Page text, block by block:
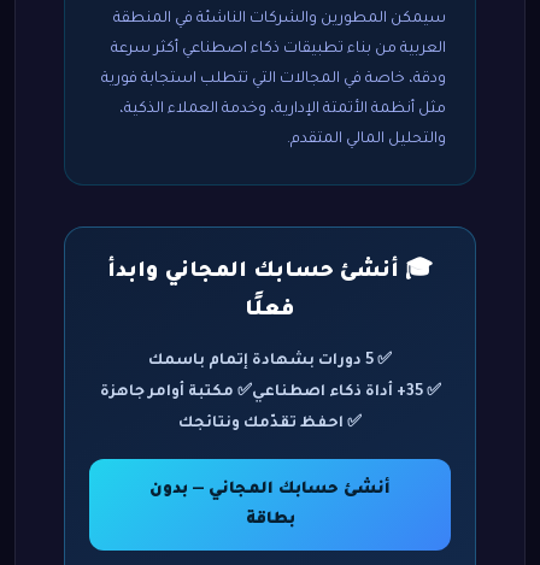
سيمكن المطورين والشركات الناشئة في المنطقة
العربية من بناء تطبيقات ذكاء اصطناعي أكثر سرعة
ودقة، خاصة في المجالات التي تتطلب استجابة فورية
مثل أنظمة الأتمتة الإدارية، وخدمة العملاء الذكية،
والتحليل المالي المتقدم.
🎓 أنشئ حسابك المجاني وابدأ
فعلًا
✅ 5 دورات بشهادة إتمام باسمك
✅ 35+ أداة ذكاء اصطناعي
✅ مكتبة أوامر جاهزة
✅ احفظ تقدّمك ونتائجك
أنشئ حسابك المجاني — بدون
بطاقة